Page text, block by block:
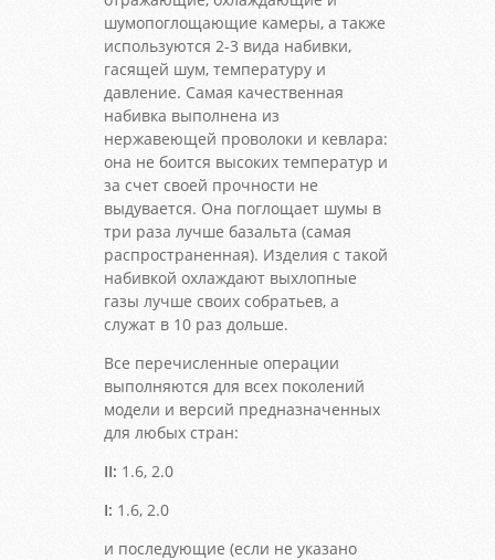
шумопоглощающие камеры, а также
используются 2-3 вида набивки,
гасящей шум, температуру и
давление. Самая качественная
набивка выполнена из
нержавеющей проволоки и кевлара:
она не боится высоких температур и
за счет своей прочности не
выдувается. Она поглощает шумы в
три раза лучше базальта (самая
распространенная). Изделия с такой
набивкой охлаждают выхлопные
газы лучше своих собратьев, а
служат в 10 раз дольше.
Все перечисленные операции
выполняются для всех поколений
модели и версий предназначенных
для любых стран:
II: 1.6, 2.0
I: 1.6, 2.0
и последующие (если не указано